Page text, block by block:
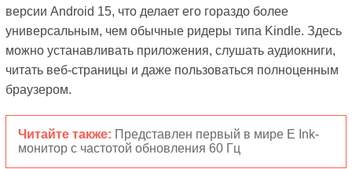
версии Android 15, что делает его гораздо более
универсальным, чем обычные ридеры типа Kindle. Здесь
можно устанавливать приложения, слушать аудиокниги,
читать веб-страницы и даже пользоваться полноценным
браузером.
Читайте также: Представлен первый в мире E Ink-
монитор с частотой обновления 60 Гц